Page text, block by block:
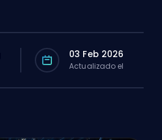
03 Feb 2026
Actualizado el